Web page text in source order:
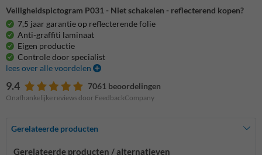
Veiligheidspictogram P031 - Niet schakelen - reflecterend kopen?
7,5 jaar garantie op reflecterende folie
Anti-graffiti laminaat
Eigen productie
Controle door specialist
lees over alle voordelen
9.4 7061 beoordelingen
Onafhankelijke reviews door FeedbackCompany
Gerelateerde producten
Gerelateerde producten / alternatieven